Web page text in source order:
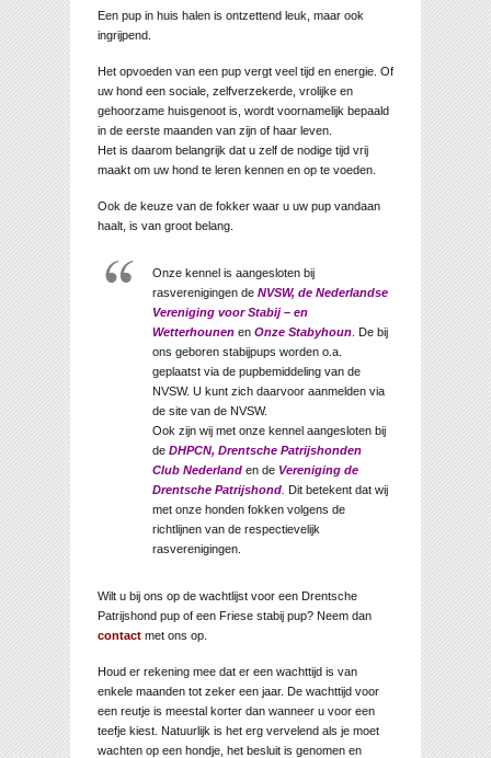
Een pup in huis halen is ontzettend leuk, maar ook
ingrijpend.
Het opvoeden van een pup vergt veel tijd en energie. Of
uw hond een sociale, zelfverzekerde, vrolijke en
gehoorzame huisgenoot is, wordt voornamelijk bepaald
in de eerste maanden van zijn of haar leven.
Het is daarom belangrijk dat u zelf de nodige tijd vrij
maakt om uw hond te leren kennen en op te voeden.
Ook de keuze van de fokker waar u uw pup vandaan
haalt, is van groot belang.
Onze kennel is aangesloten bij
rasverenigingen de NVSW, de Nederlandse
Vereniging voor Stabij – en
Wetterhounen en Onze Stabyhoun . De bij
ons geboren stabijpups worden o.a.
geplaatst via de pupbemiddeling van de
NVSW. U kunt zich daarvoor aanmelden via
de site van de NVSW.
Ook zijn wij met onze kennel aangesloten bij
de DHPCN, Drentsche Patrijshonden
Club Nederland en de Vereniging de
Drentsche Patrijshond Dit betekent dat wij
met onze honden fokken volgens de
richtlijnen van de respectievelijk
rasverenigingen.
Wilt u bij ons op de wachtlijst voor een Drentsche
Patrijshond pup of een Friese stabij pup? Neem dan
contact met ons op.
Houd er rekening mee dat er een wachttijd is van
enkele maanden tot zeker een jaar. De wachttijd voor
een reutje is meestal korter dan wanneer u voor een
teefje kiest. Natuurlijk is het erg vervelend als je moet
wachten op een hondje, het besluit is genomen en